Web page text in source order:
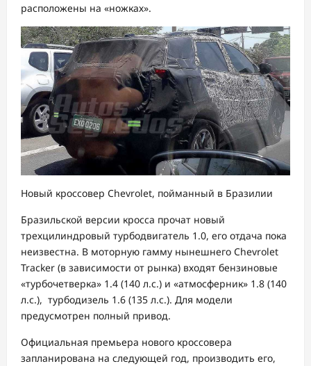
расположены на «ножках».
Новый кроссовер Chevrolet, пойманный в Бразилии
Бразильской версии кросса прочат новый
трехцилиндровый турбодвигатель 1.0, его отдача пока
неизвестна. В моторную гамму нынешнего Chevrolet
Tracker (в зависимости от рынка) входят бензиновые
«турбочетверка» 1.4 (140 л.с.) и «атмосферник» 1.8 (140
л.с.), турбодизель 1.6 (135 л.с.). Для модели
предусмотрен полный привод.
Официальная премьера нового кроссовера
запланирована на следующей год, производить его,